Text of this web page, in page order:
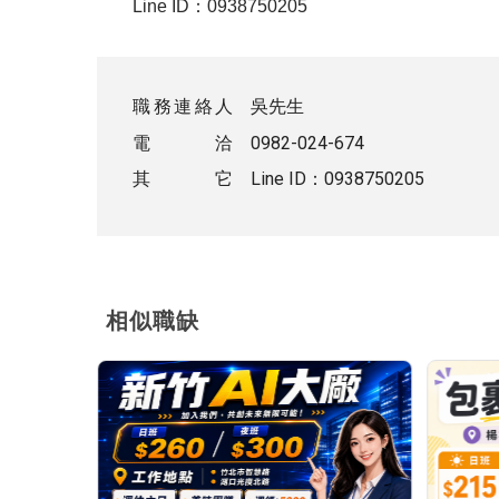
Line ID：0938750205
職務連絡人
吳先生
電 洽
0982-024-674
其 它
Line ID：0938750205
相似職缺